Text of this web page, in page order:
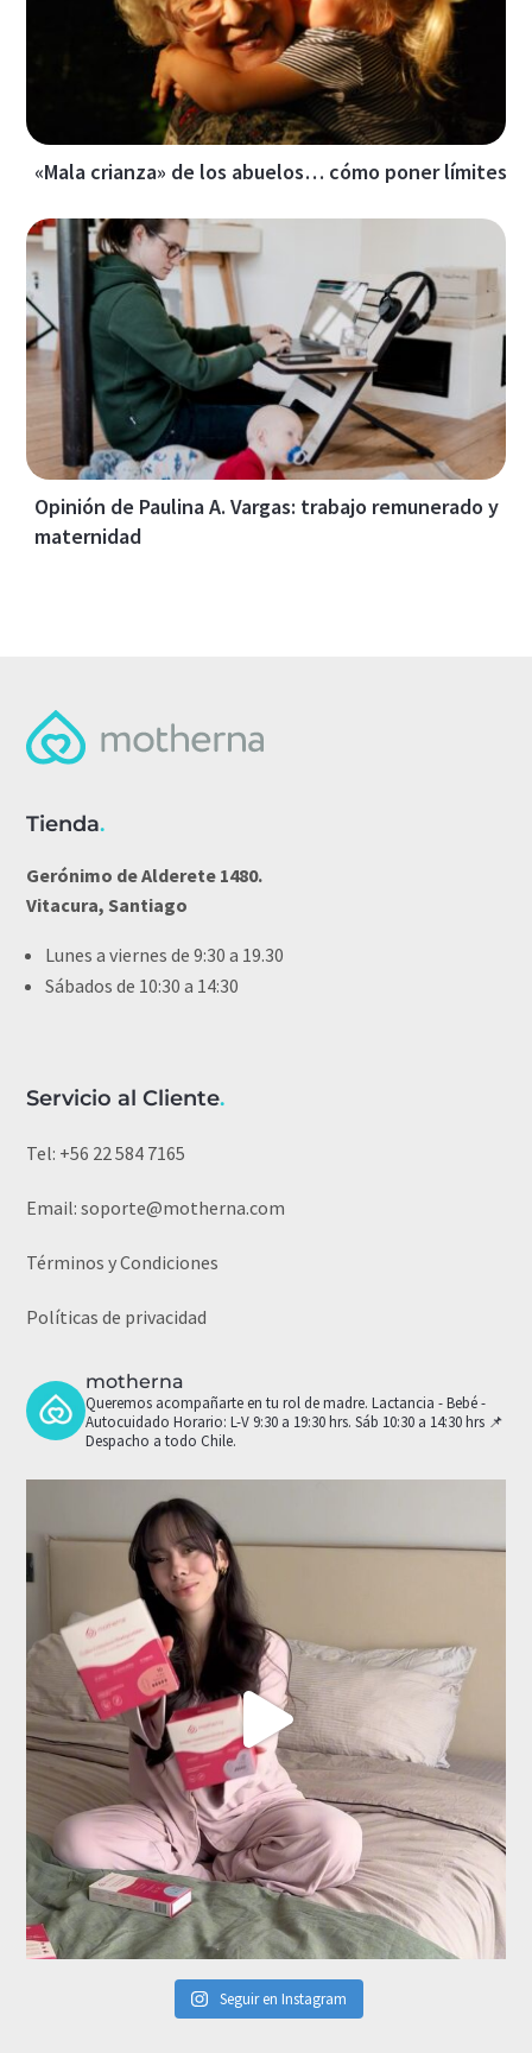
«Mala crianza» de los abuelos… cómo poner límites
Opinión de Paulina A. Vargas: trabajo remunerado y
maternidad
Tienda.
Gerónimo de Alderete 1480.
Vitacura, Santiago
Lunes a viernes de 9:30 a 19.30
Sábados de 10:30 a 14:30
Servicio al Cliente.
Tel: +56 22 584 7165
Email:soporte@motherna.com
Términos y Condiciones
Políticas de privacidad
motherna
Queremos acompañarte en tu rol de madre. Lactancia - Bebé -
Autocuidado Horario: L-V 9:30 a 19:30 hrs. Sáb 10:30 a 14:30 hrs 📌
Despacho a todo Chile.
Seguir en Instagram